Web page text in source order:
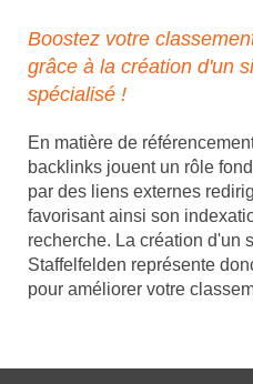
Boostez votre
grâce à la création d'un
spécialisé !
En matière de
backlinks jouent un rôle
par des liens externes
favorisant ainsi son
recherche. La création d'un
Staffelfelden représente
pour améliorer votre